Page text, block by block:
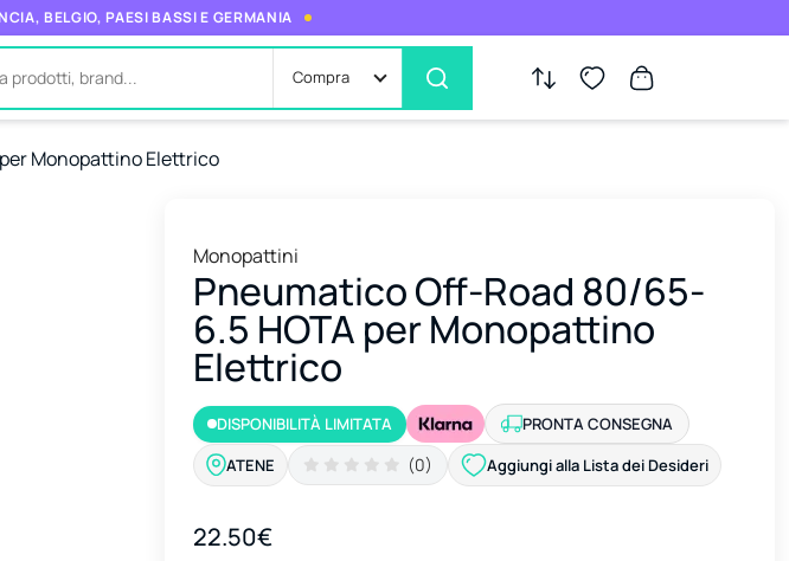
BELGIO, PAESI BASSI E GERMANIA
Compra
Monopattino Elettrico
Monopattini
Pneumatico Off-Road 80/65-
6.5 HOTA per Monopattino
Elettrico
DISPONIBILITÀ LIMITATA
PRONTA CONSEGNA
ATENE
(0) Aggiungi alla Lista dei Desideri
22.50€